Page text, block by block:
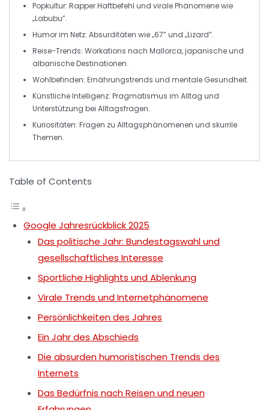
Popkultur: Rapper Haftbefehl und virale Phänomene wie
„Labubu”.
Humor im Netz: Absurditäten wie „67” und „Lizard”.
Reise-Trends: Workations nach Mallorca, japanische und
albanische Destinationen.
Wohlbefinden: Ernährungstrends und mentale Gesundheit.
Künstliche Intelligenz: Pragmatismus im Alltag und
Unterstützung bei Alltagsfragen.
Kuriositäten: Fragen zu Alltagsphänomenen und skurrile
Themen.
Table of Contents
Google Jahresrückblick 2025
Das politische Jahr: Bundestagswahl und
gesellschaftliches Interesse
Sportliche Highlights und Ablenkung
Virale Trends und Internetphänomene
Persönlichkeiten des Jahres
Ein Jahr des Abschieds
Die absurden humoristischen Trends des
Internets
Das Bedürfnis nach Reisen und neuen